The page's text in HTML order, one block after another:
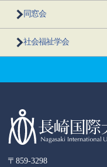
同窓会
社会福祉学会
〒859-3298